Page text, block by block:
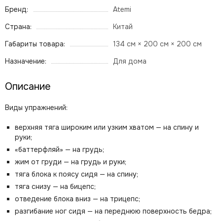
Бренд:
Atemi
Страна:
Китай
Габариты товара:
134 см × 200 см × 200 см
Назначение:
Для дома
Описание
Виды упражнений:
верхняя тяга широким или узким хватом — на спину и
руки;
«баттерфляй» — на грудь;
жим от груди — на грудь и руки;
тяга блока к поясу сидя — на спину;
тяга снизу — на бицепс;
отведение блока вниз — на трицепс;
разгибание ног сидя — на переднюю поверхность бедра;